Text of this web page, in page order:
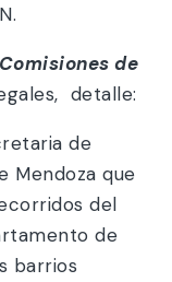
de
detalle:
de
Mendoza que
del
de
barrios